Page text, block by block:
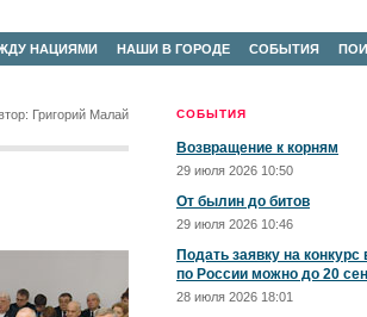
НАЦИЯМИ НАШИ В ГОРОДЕ СОБЫТИЯ
СОБЫТИЯ
Возвращение к корням
29 июля 2026 10:50
От былин до битов
29 июля 2026 10:46
Подать заявку на
по России можно до 20
28 июля 2026 18:01
Григорий Малай